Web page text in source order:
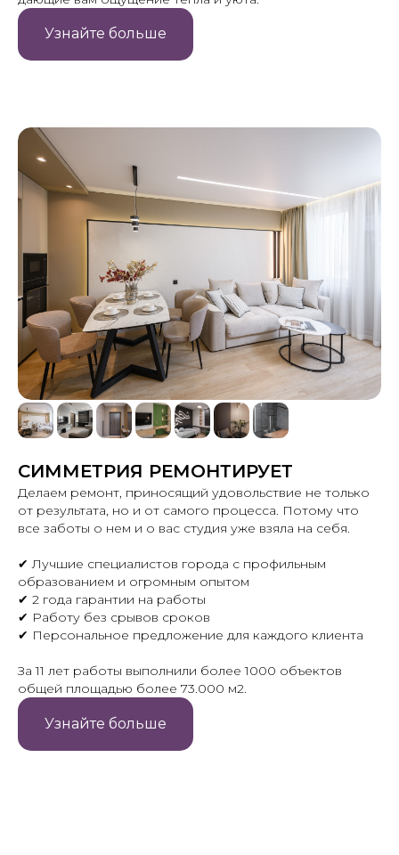
Узнайте больше
СИММЕТРИЯ РЕМОНТИРУЕТ
Делаем ремонт, приносящий удовольствие не только
от результата, но и от самого процесса. Потому что
все заботы о нем и о вас студия уже взяла на себя.
✔ Лучшие специалистов города с профильным
образованием и огромным опытом
✔ 2 года гарантии на работы
✔ Работу без срывов сроков
✔ Персональное предложение для каждого клиента
За 11 лет работы выполнили более 1000 объектов
общей площадью более 73.000 м2.
Узнайте больше